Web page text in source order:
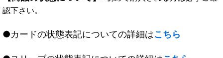
認下さい。
●カードの状態表記についての詳細はこちら